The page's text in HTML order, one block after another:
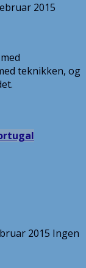
2015
teknikken, og
2015 Ingen